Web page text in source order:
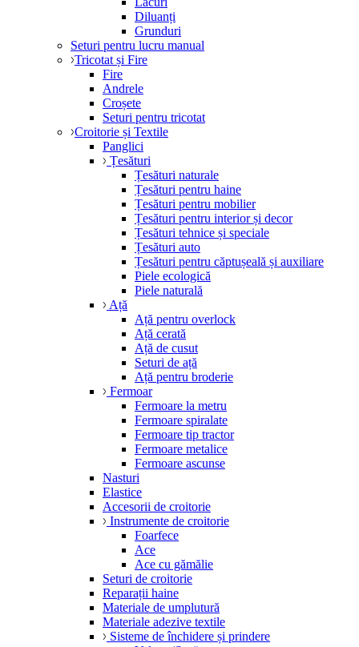
Diluanți
Grunduri
Seturi pentru lucru manual
Tricotat și Fire
Fire
Andrele
Croșete
Seturi pentru tricotat
Croitorie și Textile
Panglici
Țesături
Țesături naturale
Țesături pentru haine
Țesături pentru mobilier
Țesături pentru interior și decor
Țesături tehnice și speciale
Țesături auto
Țesături pentru căptușeală și auxiliare
Piele ecologică
Piele naturală
Ață
Ață pentru overlock
Ață cerată
Ață de cusut
Seturi de ață
Ață pentru broderie
Fermoar
Fermoare la metru
Fermoare spiralate
Fermoare tip tractor
Fermoare metalice
Fermoare ascunse
Nasturi
Elastice
Accesorii de croitorie
Instrumente de croitorie
Foarfece
Ace
Ace cu gămălie
Seturi de croitorie
Reparații haine
Materiale de umplutură
Materiale adezive textile
Sisteme de închidere și prindere